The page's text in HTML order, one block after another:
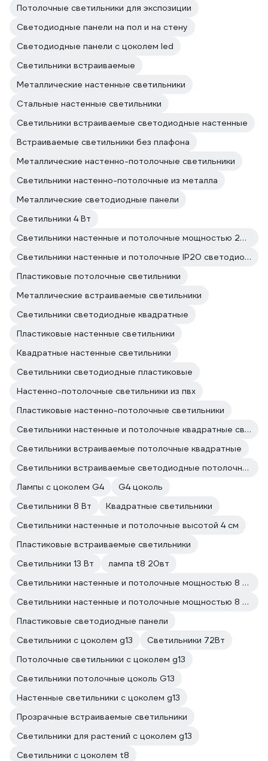
Потолочные светильники для экспозиции
Светодиодные панели на пол и на стену
Светодиодные панели с цоколем led
Светильники встраиваемые
Металлические настенные светильники
Стальные настенные светильники
Светильники встраиваемые светодиодные настенные
Встраиваемые светильники без плафона
Металлические настенно-потолочные светильники
Светильники настенно-потолочные из металла
Металлические светодиодные панели
Светильники 4 Вт
Светильники настенные и потолочные мощностью 20 Вт
Светильники настенные и потолочные IP20 светодиодные
Пластиковые потолочные светильники
Металлические встраиваемые светильники
Светильники светодиодные квадратные
Пластиковые настенные светильники
Квадратные настенные светильники
Светильники светодиодные пластиковые
Настенно-потолочные светильники из пвх
Пластиковые настенно-потолочные светильники
Светильники настенные и потолочные квадратные светодиодные
Светильники встраиваемые потолочные квадратные
Светильники встраиваемые светодиодные потолочные квадратные
Лампы с цоколем G4
G4 цоколь
Светильники 8 Вт
Квадратные светильники
Светильники настенные и потолочные высотой 4 см
Пластиковые встраиваемые светильники
Светильники 13 Вт
лампа t8 20вт
Светильники настенные и потолочные мощностью 8 Вт светодиодные
Светильники настенные и потолочные мощностью 8 Вт
Пластиковые светодиодные панели
Светильники с цоколем g13
Светильники 72Вт
Потолочные светильники с цоколем g13
Светильники потолочные цоколь G13
Настенные светильники с цоколем g13
Прозрачные встраиваемые светильники
Светильники для растений с цоколем g13
Светильники с цоколем t8